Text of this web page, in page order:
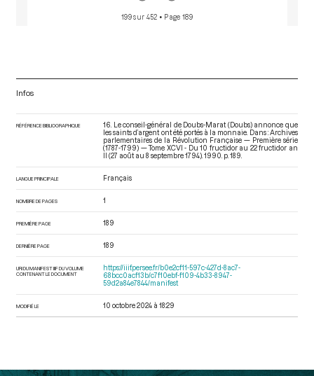
199 sur 452 • Page 189
Infos
RÉFÉRENCE BIBLIOGRAPHIQUE
16. Le conseil-général de Doubs-Marat (Doubs) annonce que
les saints d’argent ont été portés à la monnaie. Dans : Archives
parlementaires de la Révolution Française — Première série
(1787-1799) — Tome XCVI - Du 10 fructidor au 22 fructidor an
II (27 août au 8 septembre 1794) . 1990. p. 189.
LANGUE PRINCIPALE Français
NOMBRE DE PAGES 1
PREMIÈRE PAGE 189
DERNIÈRE PAGE 189
URI DU MANIFEST IIIF DU VOLUME
CONTENANT LE DOCUMENT
https://iiif.persee.fr/b0e2cf11-597c-427d-8ac7-
68bcc0acf13b/c7f10ebf-f109-4b33-8947-
59d2a84e7844/manifest
MODIFIÉ LE 10 octobre 2024 à 18:29